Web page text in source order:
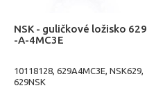
NSK - guličkové ložisko 629
-A-4MC3E
10118128, 629A4MC3E, NSK629,
629NSK